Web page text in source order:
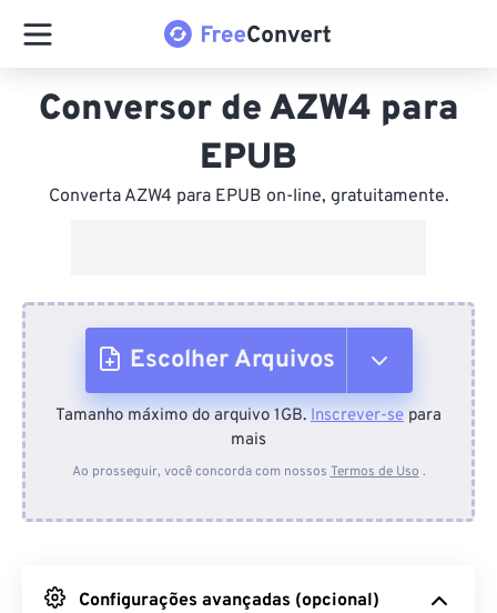
Conversor de AZW4 para
EPUB
Converta AZW4 para EPUB on-line, gratuitamente.
Escolher Arquivos
Do dispositivo
Do Google Drive
Tamanho máximo do arquivo 1GB. Inscrever-se para
mais
Ao prosseguir, você concorda com nossos Termos de Uso .
Configurações avançadas (opcional)